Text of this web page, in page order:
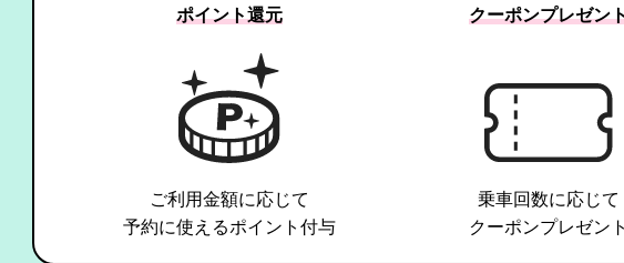
ポイント還元
ご利用金額に応じて
予約に使えるポイント付与
クーポンプレゼン
乗車回数に応じて
クーポンプレゼン